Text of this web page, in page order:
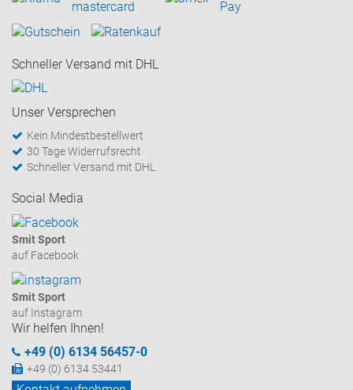
Schneller Versand mit DHL
Unser Versprechen
Kein Mindestbestellwert
30 Tage Widerrufsrecht
Schneller Versand mit DHL
Social Media
Smit Sport
auf Facebook
Smit Sport
auf Instagram
Wir helfen Ihnen!
+49 (0) 6134 56457-0
+49 (0) 6134 53441